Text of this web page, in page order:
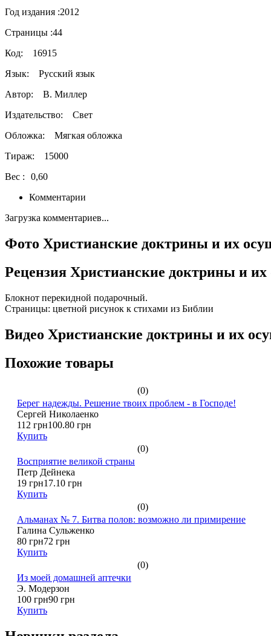
Год издания :2012
Страницы :44
Код: 16915
Язык: Русский язык
Автор:
В. Миллер
Издательство:
Свет
Обложка: Мягкая обложка
Тираж: 15000
Вес :
0,60
Комментарии
Загрузка комментариев...
Фото Христианские доктрины и их
Рецензия Христианские доктрины и
Блокнот перекидной подарочный.
Страницы: цветной рисунок к стихами из Библии
Видео Христианские доктрины и их
Похожие товары
(0)
Берег надежды. Решение твоих проблем - в Господе!
Сергей Николаенко
112 грн100.80 грн
Купить
(0)
Восприятие великой страны
Петр Дейнека
19 грн17.10 грн
Купить
(0)
Альманах № 7. Битва полов: возможно ли примирение
Галина Сульженко
80 грн72 грн
Купить
(0)
Из моей домашней аптечки
Э. Модерзон
100 грн90 грн
Купить